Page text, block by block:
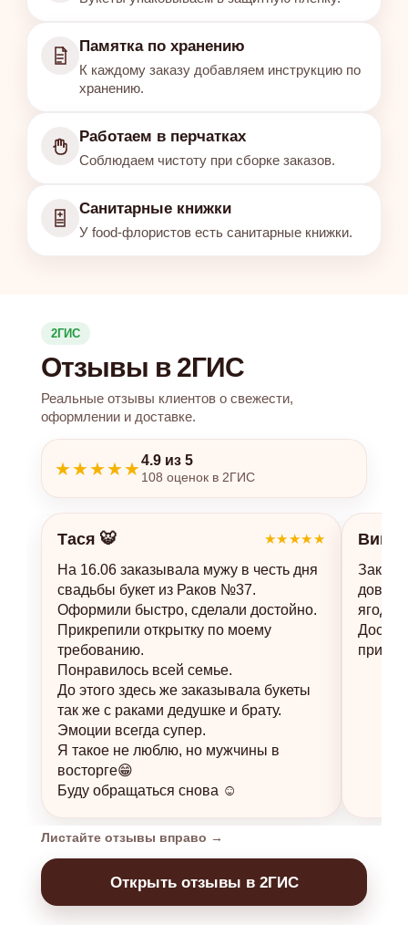
Памятка по хранению
К каждому заказу добавляем инструкцию по
хранению.
Работаем в перчатках
Соблюдаем чистоту при сборке заказов.
Санитарные книжки
У food-флористов есть санитарные книжки.
2ГИС
Отзывы в 2ГИС
Реальные отзывы клиентов о свежести,
оформлении и доставке.
★★★★★4.9 из 5
108 оценок в 2ГИС
Тася 🐯
★★★★★
На 16.06 заказывала мужу в честь дня
свадьбы букет из Раков №37.
Оформили быстро, сделали достойно.
Прикрепили открытку по моему
требованию.
Понравилось всей семье.
До этого здесь же заказывала букеты
так же с раками дедушке и брату.
Эмоции всегда супер.
Я такое не люблю, но мужчины в
восторге😁
Буду обращаться снова ☺️
ягоды
Листайте отзывы вправо →
Открыть отзывы в 2ГИС